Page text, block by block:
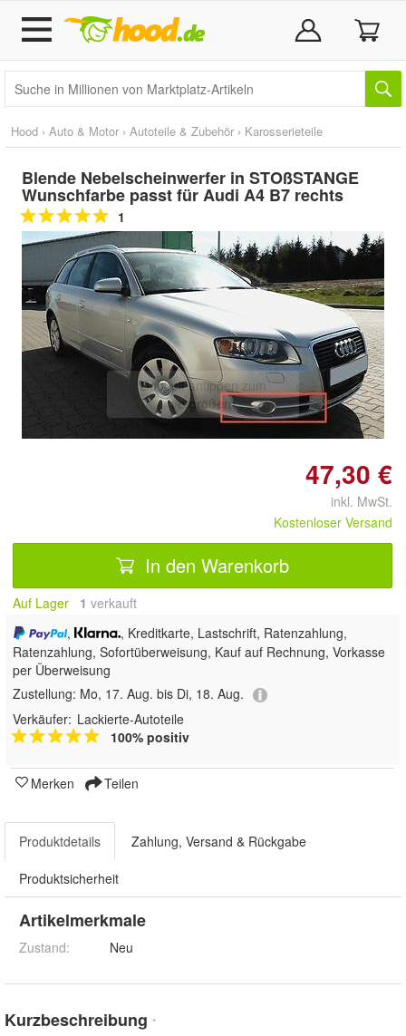
Hood › Auto & Motor › Autoteile & Zubehör › Karosserieteile
Blende Nebelscheinwerfer in STOßSTANGE
Wunschfarbe passt für Audi A4 B7 rechts
1
Doppelt antippen zum
vergrößern
47,30 €
inkl. MwSt.
Kostenloser Versand
In den Warenkorb
Auf Lager 1 verkauft
,
, Kreditkarte, Lastschrift, Ratenzahlung,
Ratenzahlung, Sofortüberweisung, Kauf auf Rechnung, Vorkasse
per Überweisung
Zustellung: Mo, 17. Aug. bis Di, 18. Aug.
Verkäufer: Lackierte-Autoteile
100% positiv
Merken Teilen
Produktdetails Zahlung, Versand & Rückgabe
Produktsicherheit
Artikelmerkmale
Zustand: Neu
Kurzbeschreibung *